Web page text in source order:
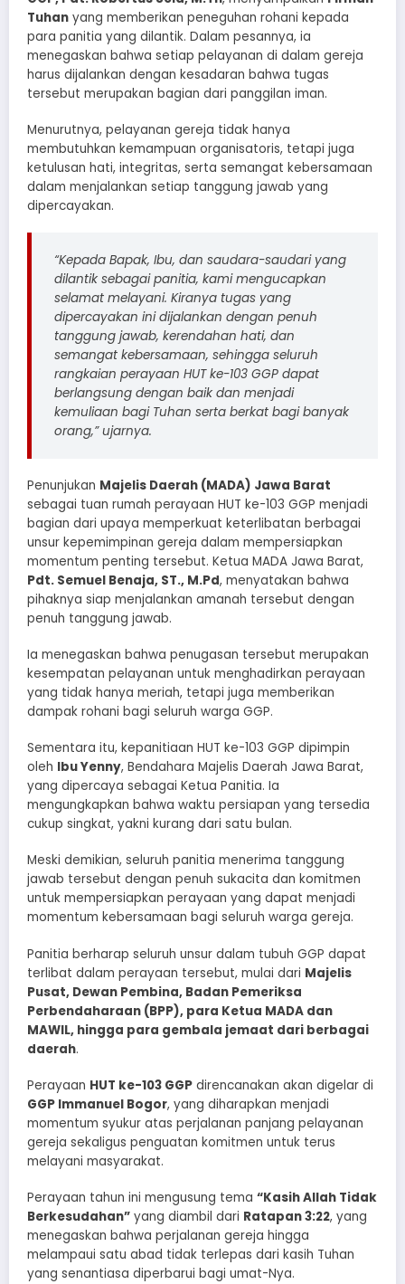
Tuhan yang memberikan peneguhan rohani kepada
para panitia yang dilantik. Dalam pesannya, ia
menegaskan bahwa setiap pelayanan di dalam gereja
harus dijalankan dengan kesadaran bahwa tugas
tersebut merupakan bagian dari panggilan iman.
Menurutnya, pelayanan gereja tidak hanya
membutuhkan kemampuan organisatoris, tetapi juga
ketulusan hati, integritas, serta semangat kebersamaan
dalam menjalankan setiap tanggung jawab yang
dipercayakan.
“Kepada Bapak, Ibu, dan saudara-saudari yang
dilantik sebagai panitia, kami mengucapkan
selamat melayani. Kiranya tugas yang
dipercayakan ini dijalankan dengan penuh
tanggung jawab, kerendahan hati, dan
semangat kebersamaan, sehingga seluruh
rangkaian perayaan HUT ke-103 GGP dapat
berlangsung dengan baik dan menjadi
kemuliaan bagi Tuhan serta berkat bagi banyak
orang,” ujarnya.
Penunjukan Majelis Daerah (MADA) Jawa Barat
sebagai tuan rumah perayaan HUT ke-103 GGP menjadi
bagian dari upaya memperkuat keterlibatan berbagai
unsur kepemimpinan gereja dalam mempersiapkan
momentum penting tersebut. Ketua MADA Jawa Barat,
Pdt. Semuel Benaja, ST., M.Pd, menyatakan bahwa
pihaknya siap menjalankan amanah tersebut dengan
penuh tanggung jawab.
Ia menegaskan bahwa penugasan tersebut merupakan
kesempatan pelayanan untuk menghadirkan perayaan
yang tidak hanya meriah, tetapi juga memberikan
dampak rohani bagi seluruh warga GGP.
Sementara itu, kepanitiaan HUT ke-103 GGP dipimpin
oleh Ibu Yenny, Bendahara Majelis Daerah Jawa Barat,
yang dipercaya sebagai Ketua Panitia. Ia
mengungkapkan bahwa waktu persiapan yang tersedia
cukup singkat, yakni kurang dari satu bulan.
Meski demikian, seluruh panitia menerima tanggung
jawab tersebut dengan penuh sukacita dan komitmen
untuk mempersiapkan perayaan yang dapat menjadi
momentum kebersamaan bagi seluruh warga gereja.
Panitia berharap seluruh unsur dalam tubuh GGP dapat
terlibat dalam perayaan tersebut, mulai dari Majelis
Pusat, Dewan Pembina, Badan Pemeriksa
Perbendaharaan (BPP), para Ketua MADA dan
MAWIL, hingga para gembala jemaat dari berbagai
daerah.
Perayaan HUT ke-103 GGP direncanakan akan digelar di
GGP Immanuel Bogor, yang diharapkan menjadi
momentum syukur atas perjalanan panjang pelayanan
gereja sekaligus penguatan komitmen untuk terus
melayani masyarakat.
Perayaan tahun ini mengusung tema “Kasih Allah Tidak
Berkesudahan” yang diambil dari Ratapan 3:22, yang
menegaskan bahwa perjalanan gereja hingga
melampaui satu abad tidak terlepas dari kasih Tuhan
yang senantiasa diperbarui bagi umat-Nya.